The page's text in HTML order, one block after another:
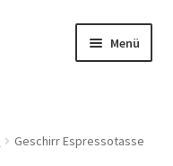
Menü
Geschirr Espressotasse